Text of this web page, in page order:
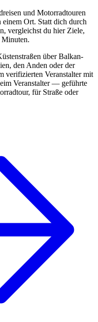
und Motorradtouren
einem Ort. Statt dich durch
vergleichst du hier Ziele,
Minuten.
über Balkan-
den Anden oder der
verifizierten Veranstalter mit
Veranstalter — geführte
für Straße oder